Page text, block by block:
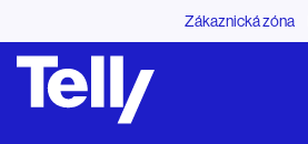
Zákaznická zóna